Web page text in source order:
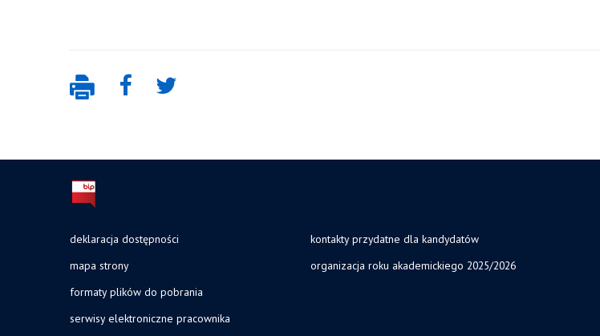
deklaracja dostępności
mapa strony
formaty plików do pobrania
serwisy elektroniczne pracownika
kontakty przydatne dla kandydatów
organizacja roku akademickiego 2025/2026